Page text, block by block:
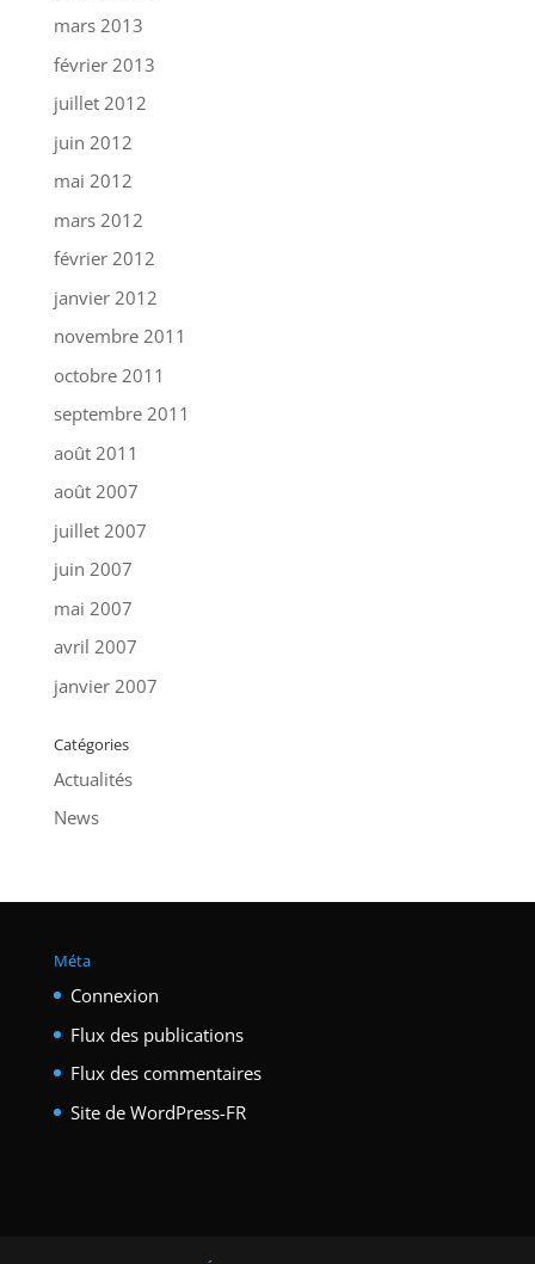
mars 2013
février 2013
juillet 2012
juin 2012
mai 2012
mars 2012
février 2012
janvier 2012
novembre 2011
octobre 2011
septembre 2011
août 2011
août 2007
juillet 2007
juin 2007
mai 2007
avril 2007
janvier 2007
Catégories
Actualités
News
Méta
Connexion
Flux des publications
Flux des commentaires
Site de WordPress-FR